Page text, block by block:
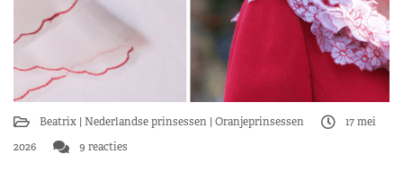
Beatrix Nederlandse prinsessen Oranjeprinsessen
17 mei
2026
9 reacties